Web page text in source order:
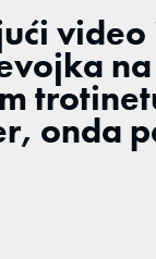
na
onda